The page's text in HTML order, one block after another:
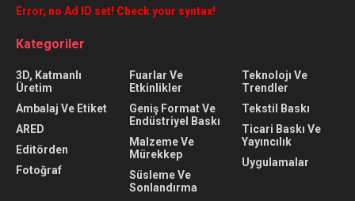
Error, no Ad ID set! Check your syntax!
Kategoriler
3D, Katmanlı
Üretim
Ambalaj Ve Etiket
ARED
Editörden
Fotoğraf
Fuarlar Ve
Etkinlikler
Geniş Format Ve
Endüstriyel Baskı
Malzeme Ve
Mürekkep
Süsleme Ve
Sonlandırma
Teknolojı Ve
Trendler
Tekstil Baskı
Ticari Baskı Ve
Yayıncılık
Uygulamalar